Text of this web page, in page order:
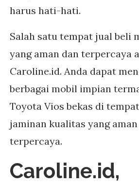
harus hati-hati.
Salah satu tempat jual beli
yang aman dan terpercaya
Caroline.id. Anda dapat
berbagai mobil impian
Toyota Vios bekas di
jaminan kualitas yang
terpercaya.
Caroline.id,